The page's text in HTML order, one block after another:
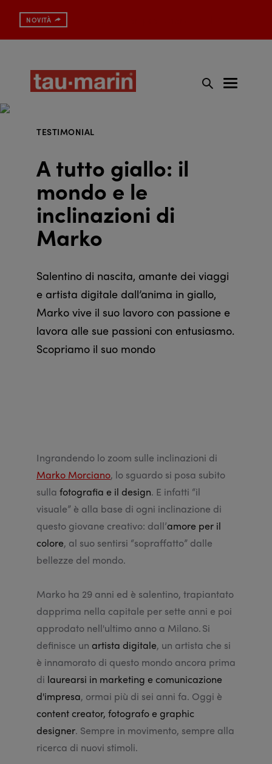
NOVITÀ
TESTIMONIAL
A tutto giallo: il
mondo e le
inclinazioni di
Marko
Salentino di nascita, amante dei viaggi
e artista digitale dall’anima in giallo,
Marko vive il suo lavoro con passione e
lavora alle sue passioni con entusiasmo.
Scopriamo il suo mondo
Ingrandendo lo zoom sulle inclinazioni di
Marko Morciano, lo sguardo si posa subito
sulla fotografia e il design. E infatti “il
visuale” è alla base di ogni inclinazione di
questo giovane creativo: dall’amore per il
colore, al suo sentirsi “sopraffatto” dalle
bellezze del mondo.
Marko ha 29 anni ed è salentino, trapiantato
dapprima nella capitale per sette anni e poi
approdato nell'ultimo anno a Milano. Si
definisce un artista digitale, un artista che si
è innamorato di questo mondo ancora prima
di laurearsi in marketing e comunicazione
d'impresa, ormai più di sei anni fa. Oggi è
content creator, fotografo e graphic
designer. Sempre in movimento, sempre alla
ricerca di nuovi stimoli.